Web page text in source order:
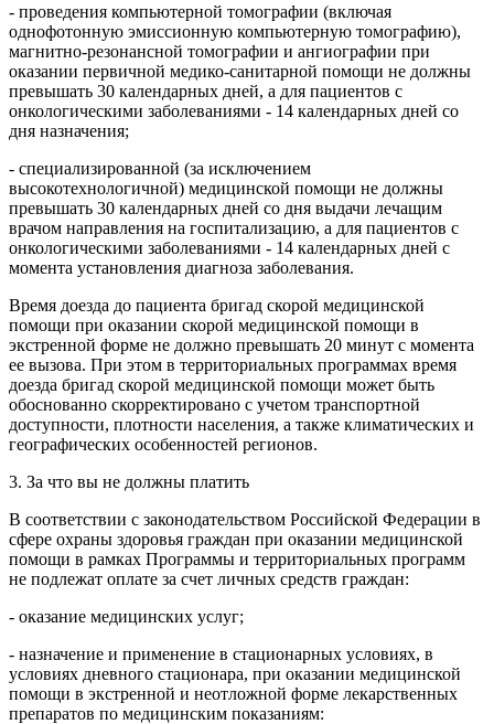
- проведения компьютерной томографии (включая
однофотонную эмиссионную компьютерную томографию),
магнитно-резонансной томографии и ангиографии при
оказании первичной медико-санитарной помощи не должны
превышать 30 календарных дней, а для пациентов с
онкологическими заболеваниями - 14 календарных дней со
дня назначения;
- специализированной (за исключением
высокотехнологичной) медицинской помощи не должны
превышать 30 календарных дней со дня выдачи лечащим
врачом направления на госпитализацию, а для пациентов с
онкологическими заболеваниями - 14 календарных дней с
момента установления диагноза заболевания.
Время доезда до пациента бригад скорой медицинской
помощи при оказании скорой медицинской помощи в
экстренной форме не должно превышать 20 минут с момента
ее вызова. При этом в территориальных программах время
доезда бригад скорой медицинской помощи может быть
обоснованно скорректировано с учетом транспортной
доступности, плотности населения, а также климатических и
географических особенностей регионов.
3. За что вы не должны платить
В соответствии с законодательством Российской Федерации в
сфере охраны здоровья граждан при оказании медицинской
помощи в рамках Программы и территориальных программ
не подлежат оплате за счет личных средств граждан:
- оказание медицинских услуг;
- назначение и применение в стационарных условиях, в
условиях дневного стационара, при оказании медицинской
помощи в экстренной и неотложной форме лекарственных
препаратов по медицинским показаниям: